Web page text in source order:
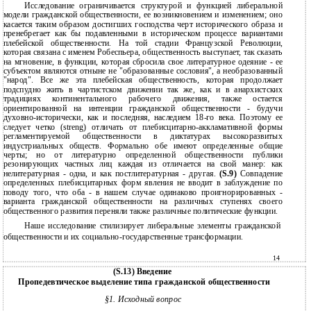
Исследование ограничивается структурой и функцией либеральной
модели гражданской общественности, ее возникновением и изменением; оно
касается таким образом достигших господства черт исторического образа и
пренебрегает как бы подавленными в историческом процессе вариантами
плебейской общественности. На той стадии Французской Революции,
которая связана с именем Робеспьера, общественность выступает, так сказать
на мгновение, в функции, которая сбросила свое литературное одеяние - ее
субъектом являются отныне не "образованные сословия", а необразованный
"народ". Все же эта плебейская общественность, которая продолжает
подспудно жить в чартистском движении так же, как и в анархистских
традициях континентального рабочего движения, также остается
ориентированной на интенции гражданской общественности - будучи
духовно-исторически, как и последняя, наследием 18-го века. Поэтому ее
следует четко (streng) отличать от плебисцитарно-аккламативной формы
регламентируемой общественности в диктатурах высокоразвитых
индустриальных обществ. Формально обе имеют определенные общие
черты; но от литературно определенной общественности публики
резонирующих частных лиц каждая из отличается на свой манер: как
нелитературная - одна, и как постлитературная - другая.(S.9) Совпадение
определенных плебисцитарных форм явления не вводит в заблуждение по
поводу того, что оба - в нашем случае одинаково проигнорированных -
варианта гражданской общественности на различных ступенях своего
общественного развития переняли также различные политические функции.
Наше исследование стилизирует либеральные элементы гражданской
общественности и их социально-государственные трансформации.
14
(S.13) Введение
Пропедевтическое выделение типа гражданской общественности
§1. Исходный вопрос